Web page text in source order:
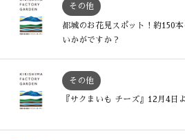
その他
都城のお花見スポット！約150
いかがですか？
その他
『サクまいも チーズ』12月4日